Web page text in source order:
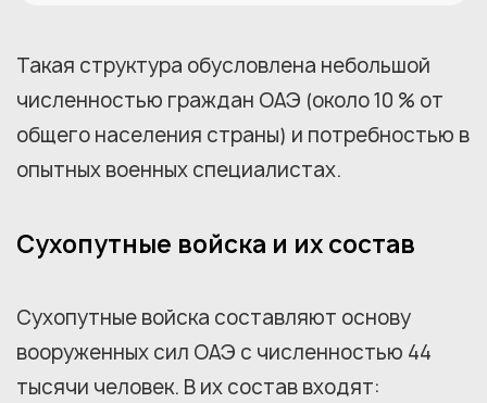
Такая структура обусловлена небольшой
численностью граждан ОАЭ (около 10 % от
общего населения страны) и потребностью в
опытных военных специалистах.
Сухопутные войска и их состав
Сухопутные войска составляют основу
вооруженных сил ОАЭ с численностью 44
тысячи человек. В их состав входят: